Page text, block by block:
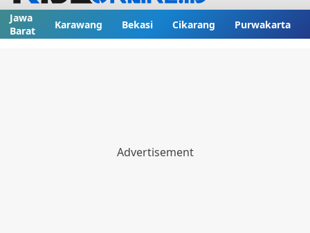
Jawa
Barat
Karawang Bekasi Cikarang Purwakarta